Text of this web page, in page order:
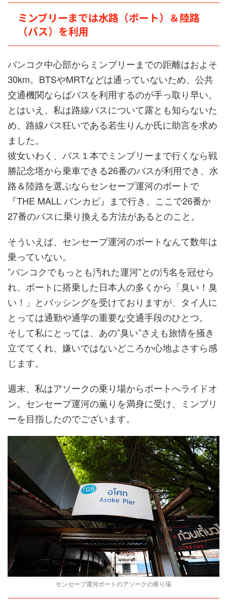
ミンブリーまでは水路（ボート）＆陸路
（バス）を利用
バンコク中心部からミンブリーまでの距離はおよそ
30km。BTSやMRTなどは通っていないため、公共
交通機関ならばバスを利用するのが手っ取り早い。
とはいえ、私は路線バスについて露とも知らないた
め、路線バス狂いである若生りんか氏に助言を求め
ました。
彼女いわく、バス１本でミンブリーまで行くなら戦
勝記念塔から乗車できる26番のバスが利用でき、水
路＆陸路を選ぶならセンセープ運河のボートで
『THE MALL バンカピ』まで行き、ここで26番か
27番のバスに乗り換える方法があるとのこと。
そういえば、センセープ運河のボートなんて数年は
乗っていない。
”バンコクでもっとも汚れた運河”との汚名を冠せら
れ、ボートに搭乗した日本人の多くから「臭い！臭
い！」とバッシングを受けておりますが、タイ人に
とっては通勤や通学の重要な交通手段のひとつ。
そして私にとっては、あの”臭い”さえも旅情を掻き
立ててくれ、嫌いではないどころか心地よさすら感
じます。
週末、私はアソークの乗り場からボートへライドオ
ン。センセープ運河の薫りを満身に受け、ミンブリ
ーを目指したのでございます。
センセープ運河ボートのアソークの乗り場